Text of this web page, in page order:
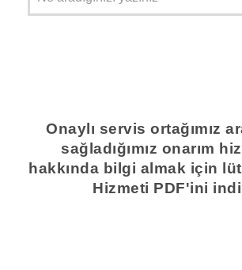
Onaylı servis ortağımız
sağladığımız onarım
hakkında bilgi almak için
Hizmeti PDF'ini